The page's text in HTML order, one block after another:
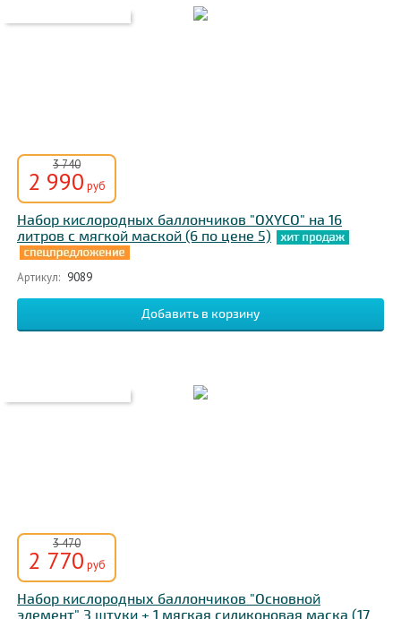
3 740
2 990 руб
Набор кислородных баллончиков "OXYCO" на 16
литров с мягкой маской (6 по цене 5)
Артикул: 9089
3 470
2 770 руб
Набор кислородных баллончиков "Основной
элемент" 3 штуки + 1 мягкая силиконовая маска (17